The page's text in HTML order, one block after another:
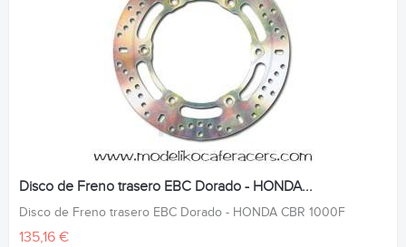
Disco de Freno trasero EBC Dorado - HONDA...
Disco de Freno trasero EBC Dorado - HONDA CBR 1000F
135,16 €